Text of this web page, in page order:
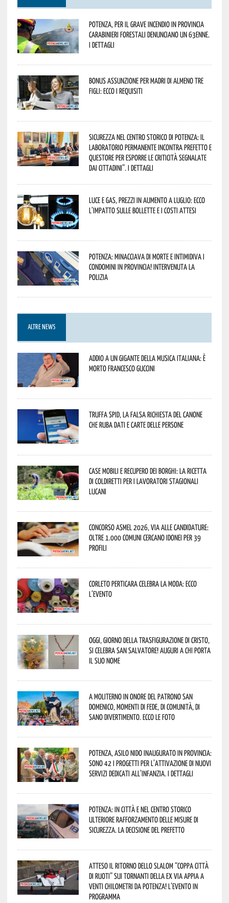
Potenza, per il grave incendio in Provincia
Carabinieri forestali denunciano un 63enne.
I dettagli
Bonus assunzione per madri di almeno tre
figli: ecco i requisiti
Sicurezza nel Centro Storico di Potenza: il
Laboratorio Permanente incontra Prefetto e
Questore per esporre le criticità segnalate
dai cittadini”. I dettagli
Luce e gas, prezzi in aumento a luglio: ecco
l’impatto sulle bollette e i costi attesi
Potenza: minacciava di morte e intimidiva i
condomini in provincia! Intervenuta la
Polizia
ALTRE NEWS
Addio a un gigante della musica italiana: è
morto Francesco Guccini
Truffa Spid, la falsa richiesta del canone
che ruba dati e carte delle persone
Case mobili e recupero dei borghi: la ricetta
di Coldiretti per i lavoratori stagionali
lucani
Concorso Asmel 2026, via alle candidature:
oltre 1.000 Comuni cercano idonei per 39
profili
Corleto Perticara celebra la moda: ecco
l’evento
Oggi, giorno della Trasfigurazione di Cristo,
si celebra San Salvatore! Auguri a chi porta
il suo nome
A Moliterno in onore del Patrono San
Domenico, momenti di fede, di comunità, di
sano divertimento. Ecco le foto
Potenza, asilo nido inaugurato in provincia:
sono 42 i progetti per l’attivazione di nuovi
servizi dedicati all’infanzia. I dettagli
Potenza: in città e nel centro storico
ulteriore rafforzamento delle misure di
sicurezza. La decisione del Prefetto
Atteso il ritorno dello slalom “Coppa Città
di Ruoti” sui tornanti della ex via Appia a
venti chilometri da Potenza! L’evento in
programma